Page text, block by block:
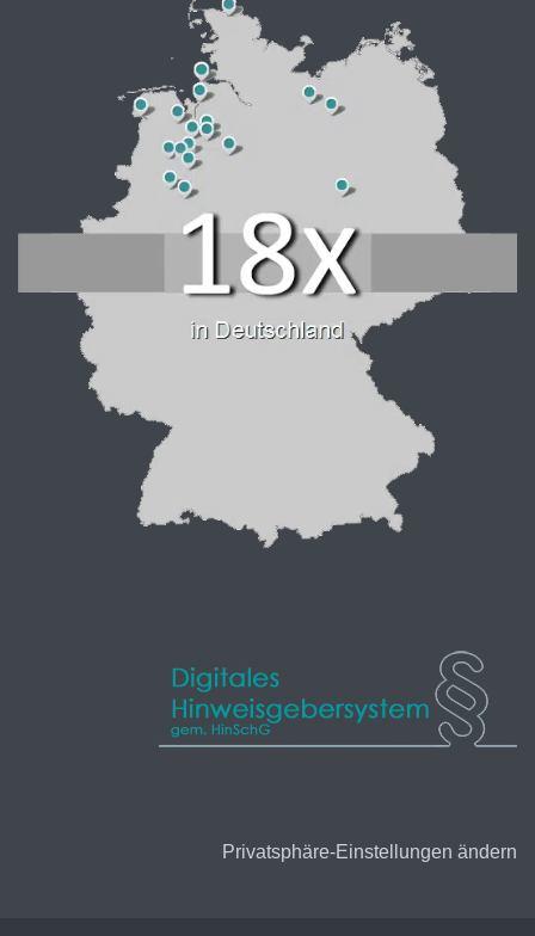
Privatsphäre-Einstellungen ändern